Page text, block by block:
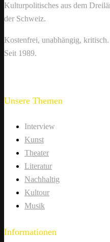
Kulturpolitisches aus dem
der Schweiz.
Kostenfrei, unabhängig, kritisch.
Seit 1989.
Unsere Themen
Interview
Kunst
Theater
Literatur
Nachhaltig
Kultour
Musik
Informationen